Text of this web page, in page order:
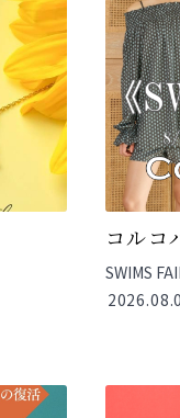
コルコ
SWIMS